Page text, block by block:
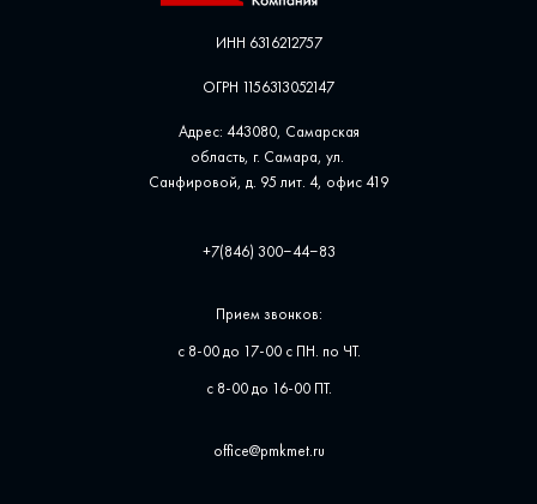
ИНН 6316212757
ОГРН 1156313052147
Адрес: 443080, Самарская
область, г. Самара, ул. ​
Санфировой, д. 95 лит. 4, офис ​419
+7(846) 300‒44‒83
Прием звонков:
с 8-00 до 17-00 с ПН. по ЧТ.
с 8-00 до 16-00 ПТ.
office@pmkmet.ru